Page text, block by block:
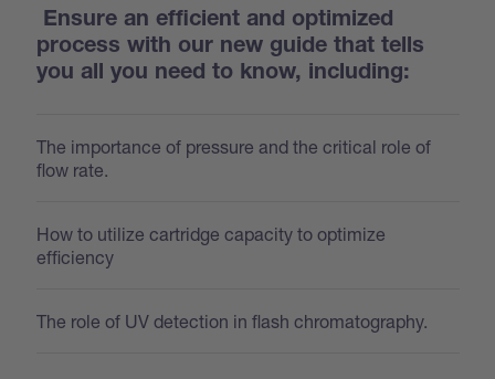
Ensure an efficient and optimized
process with our new guide that tells
you all you need to know, including:
The importance of pressure and the critical role of
flow rate.
How to utilize cartridge capacity to optimize
efficiency
The role of UV detection in flash chromatography.